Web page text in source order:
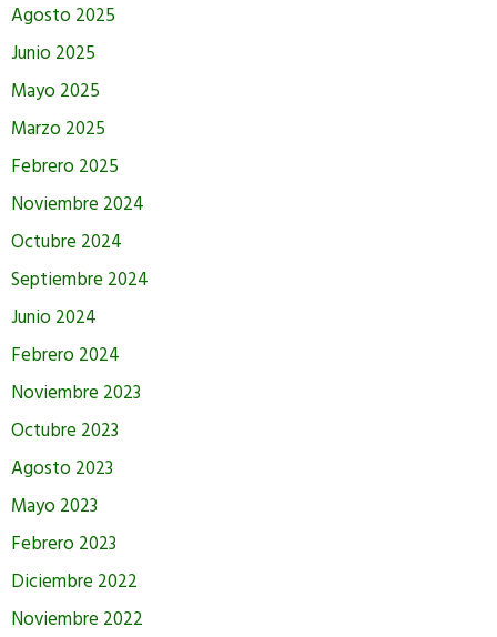
Agosto 2025
Junio 2025
Mayo 2025
Marzo 2025
Febrero 2025
Noviembre 2024
Octubre 2024
Septiembre 2024
Junio 2024
Febrero 2024
Noviembre 2023
Octubre 2023
Agosto 2023
Mayo 2023
Febrero 2023
Diciembre 2022
Noviembre 2022